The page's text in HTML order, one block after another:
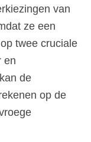
van
ze een
twee cruciale
en
de
op de